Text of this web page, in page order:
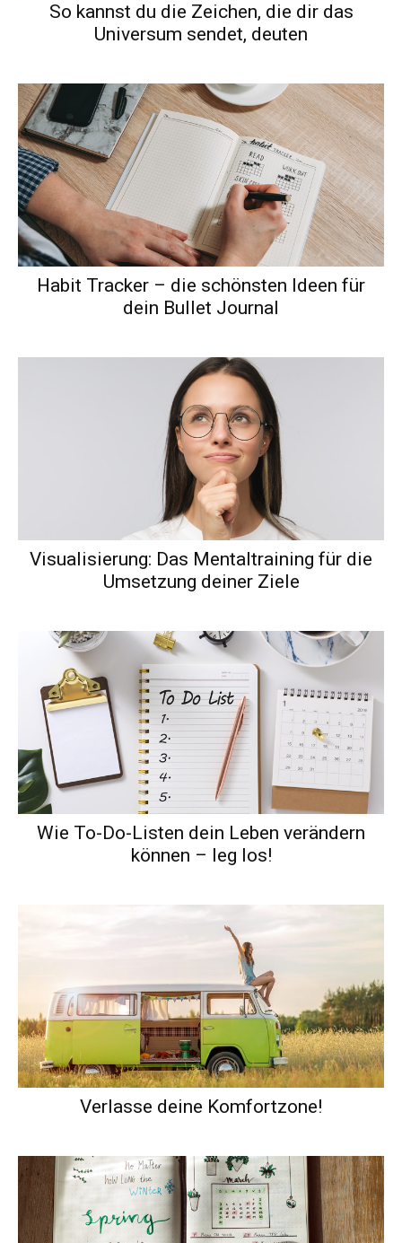
So kannst du die Zeichen, die dir das
Universum sendet, deuten
Habit Tracker – die schönsten Ideen für
dein Bullet Journal
Visualisierung: Das Mentaltraining für die
Umsetzung deiner Ziele
Wie To-Do-Listen dein Leben verändern
können – leg los!
Verlasse deine Komfortzone!